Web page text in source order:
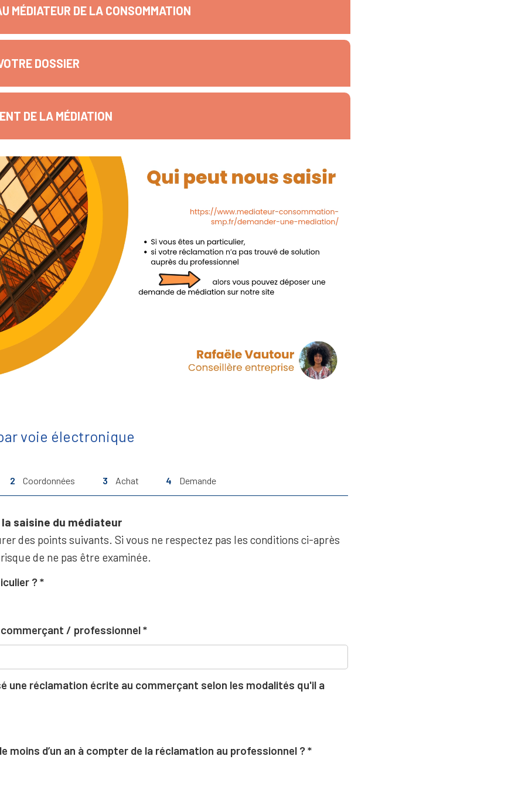
MÉDIATEUR DE LA CONSOMMATION
DOSSIER
DE LA MÉDIATION
voie électronique
2 Coordonnées 3 Achat 4 Demande
saisine du médiateur
des points suivants. Si vous ne respectez pas les conditions ci-après
de ne pas être examinée.
?
commerçant / professionnel
une réclamation écrite au commerçant selon les modalités qu'il a
moins d’un an à compter de la réclamation au professionnel ?